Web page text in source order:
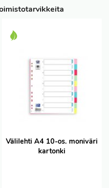
Välilehti A4 10-os. moniväri
kartonki